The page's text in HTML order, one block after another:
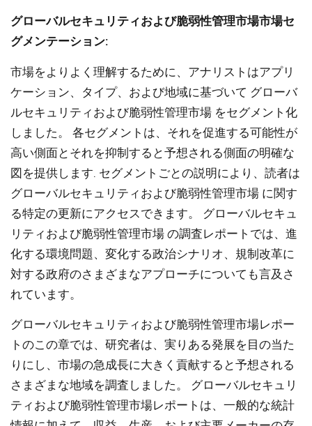
グローバルセキュリティおよび脆弱性管理市場市場セ
グメンテーション:
市場をよりよく理解するために、アナリストはアプリ
ケーション、タイプ、および地域に基づいて グローバ
ルセキュリティおよび脆弱性管理市場 をセグメント化
しました。 各セグメントは、それを促進する可能性が
高い側面とそれを抑制すると予想される側面の明確な
図を提供します. セグメントごとの説明により、読者は
グローバルセキュリティおよび脆弱性管理市場 に関す
る特定の更新にアクセスできます。 グローバルセキュ
リティおよび脆弱性管理市場 の調査レポートでは、進
化する環境問題、変化する政治シナリオ、規制改革に
対する政府のさまざまなアプローチについても言及さ
れています。
グローバルセキュリティおよび脆弱性管理市場レポー
トのこの章では、研究者は、実りある発展を目の当た
りにし、市場の急成長に大きく貢献すると予想される
さまざまな地域を調査しました。 グローバルセキュリ
ティおよび脆弱性管理市場レポートは、一般的な統計